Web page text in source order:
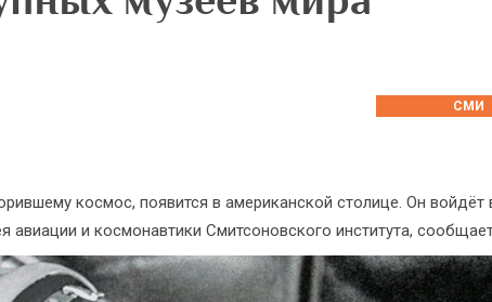
СМИ
космос, появится в американской столице. Он войдёт
авиации и космонавтики Смитсоновского института,